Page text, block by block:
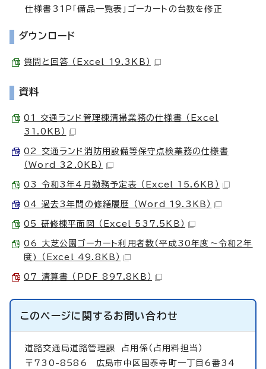
仕様書31P「備品一覧表」ゴーカートの台数を修正
ダウンロード
質問と回答 （Excel 19.3KB）
資料
01 交通ランド管理棟清掃業務の仕様書 （Excel
31.0KB）
02 交通ランド消防用設備等保守点検業務の仕様書
（Word 32.0KB）
03 令和3年4月勤務予定表 （Excel 15.6KB）
04 過去3年間の修繕履歴 （Word 19.3KB）
05 研修棟平面図 （Excel 537.5KB）
06 大芝公園ゴーカート利用者数（平成30年度～令和2年
度) （Excel 49.8KB）
07 清算書 （PDF 897.8KB）
このページに関するお問い合わせ
道路交通局道路管理課
占用係（占用料担当）
〒730-8586 広島市中区国泰寺町一丁目6番34